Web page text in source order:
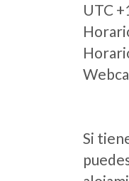
UTC
Si